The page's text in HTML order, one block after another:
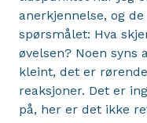
anerkjennelse, og
spørsmålet: Hva
øvelsen? Noen
kleint, det er
reaksjoner. Det er
på, her er det ikke